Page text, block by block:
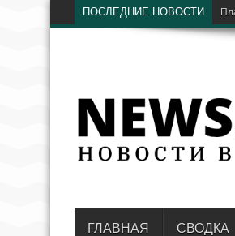
ПОСЛЕДНИЕ НОВОСТИ
ГЛАВНАЯ СВОДКА